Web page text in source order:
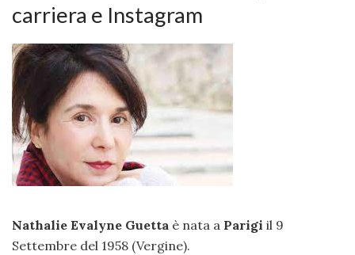
carriera e Instagram
Nathalie Evalyne Guetta è nata a Parigi il 9
Settembre del 1958 (Vergine).